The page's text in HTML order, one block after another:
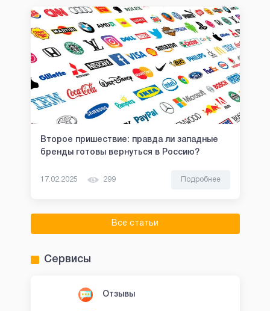
Второе пришествие: правда ли западные
бренды готовы вернуться в Россию?
17.02.2025 299 Подробнее
Все статьи
Сервисы
Отзывы